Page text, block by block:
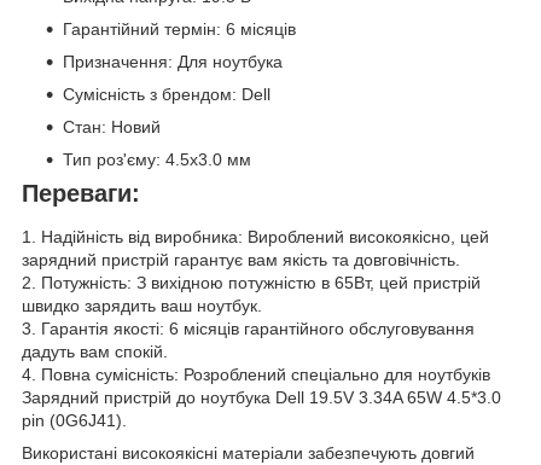
Гарантійний термін: 6 місяців
Призначення: Для ноутбука
Сумісність з брендом: Dell
Стан: Новий
Тип роз'єму: 4.5x3.0 мм
Переваги:
1. Надійність від виробника: Вироблений високоякісно, цей
зарядний пристрій гарантує вам якість та довговічність.
2. Потужність: З вихідною потужністю в 65Вт, цей пристрій
швидко зарядить ваш ноутбук.
3. Гарантія якості: 6 місяців гарантійного обслуговування
дадуть вам спокій.
4. Повна сумісність: Розроблений спеціально для ноутбуків
Зарядний пристрій до ноутбука Dell 19.5V 3.34A 65W 4.5*3.0
pin (0G6J41).
Використані високоякісні матеріали забезпечують довгий